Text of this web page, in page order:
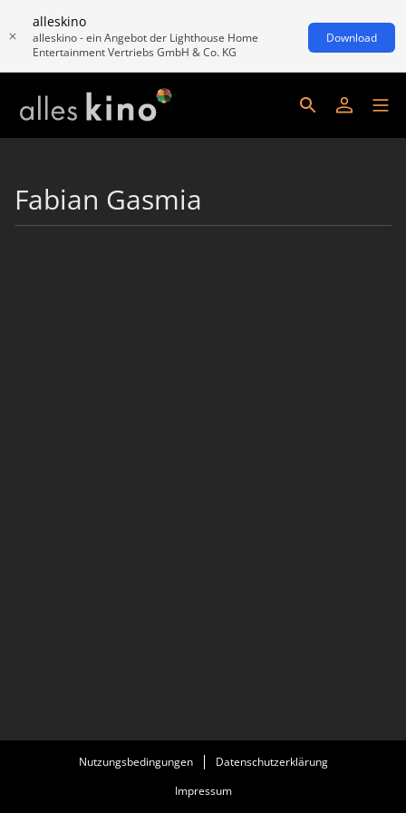
alleskino
alleskino - ein Angebot der Lighthouse Home
Entertainment Vertriebs GmbH & Co. KG
Download
Fabian Gasmia
Nutzungsbedingungen
Datenschutzerklärung
Impressum